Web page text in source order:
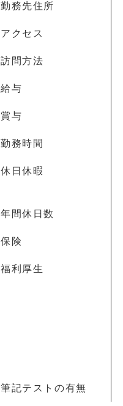
勤務先住所
アクセス
訪問方法
給与
賞与
勤務時間
休日休暇
年間休日数
保険
福利厚生
筆記テストの有無